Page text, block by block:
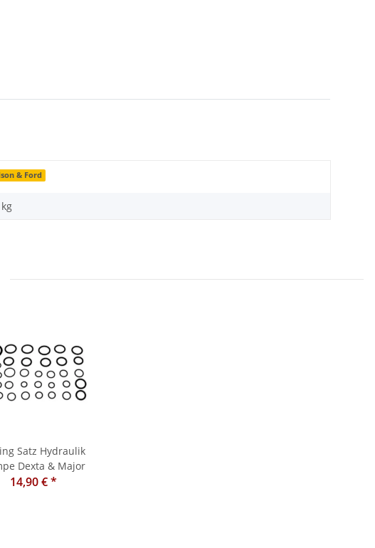
& Ford
Satz Hydraulik
Dexta & Major
14,90 €*